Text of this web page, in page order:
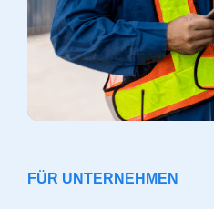
FÜR UNTERNEHMEN